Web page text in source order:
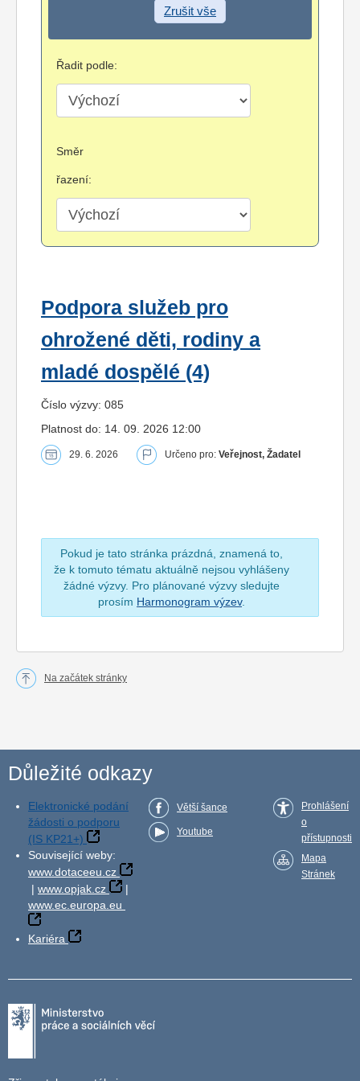
Zrušit vše
Řadit podle:
Směr
řazení:
Podpora služeb pro
ohrožené děti, rodiny a
mladé dospělé (4)
Číslo výzvy: 085
Platnost do: 14. 09. 2026 12:00
29. 6. 2026 Určeno pro: Veřejnost, Žadatel
Pokud je tato stránka prázdná, znamená to,
že k tomuto tématu aktuálně nejsou vyhlášeny
žádné výzvy. Pro plánované výzvy sledujte
prosím Harmonogram výzev.
Na začátek stránky
Důležité odkazy
Elektronické podání
žádosti o podporu
(IS KP21+)
Související weby:
www.dotaceeu.cz
| www.opjak.cz
|
www.ec.europa.eu
Kariéra
Větší šance
Youtube
Prohlášení
o
přístupnosti
Mapa
Stránek